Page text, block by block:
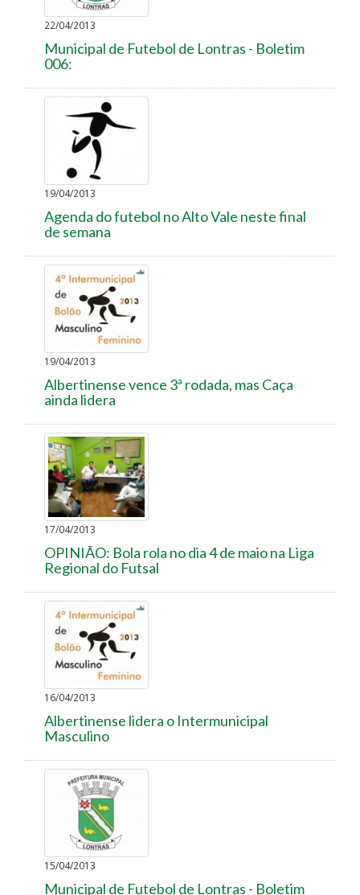
22/04/2013
Municipal de Futebol de Lontras - Boletim
006:
19/04/2013
Agenda do futebol no Alto Vale neste final
de semana
19/04/2013
Albertinense vence 3ª rodada, mas Caça
ainda lidera
17/04/2013
OPINIÃO: Bola rola no dia 4 de maio na Liga
Regional do Futsal
16/04/2013
Albertinense lidera o Intermunicipal
Masculino
15/04/2013
Municipal de Futebol de Lontras - Boletim